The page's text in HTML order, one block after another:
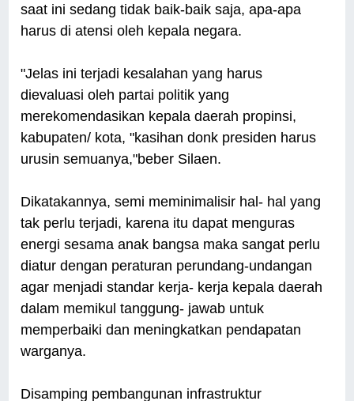
saat ini sedang tidak baik-baik saja, apa-apa
harus di atensi oleh kepala negara.
"Jelas ini terjadi kesalahan yang harus
dievaluasi oleh partai politik yang
merekomendasikan kepala daerah propinsi,
kabupaten/ kota, "kasihan donk presiden harus
urusin semuanya,"beber Silaen.
Dikatakannya, semi meminimalisir hal- hal yang
tak perlu terjadi, karena itu dapat menguras
energi sesama anak bangsa maka sangat perlu
diatur dengan peraturan perundang-undangan
agar menjadi standar kerja- kerja kepala daerah
dalam memikul tanggung- jawab untuk
memperbaiki dan meningkatkan pendapatan
warganya.
Disamping pembangunan infrastruktur